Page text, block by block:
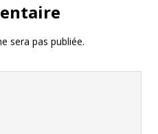
sera pas publiée.